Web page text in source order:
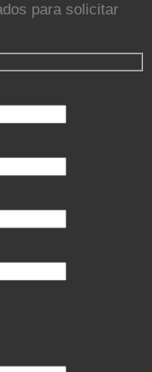
para solicitar